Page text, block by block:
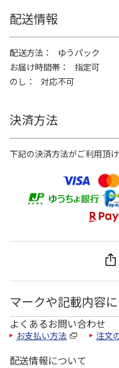
配送情報
配送方法
ゆうパック
お届け時間帯
指定可
のし
対応不可
決済方法
下記の決済方法がご利用頂け
マークや記載内容
よくあるお問い合わせ
お支払い方法 注文
配送情報について